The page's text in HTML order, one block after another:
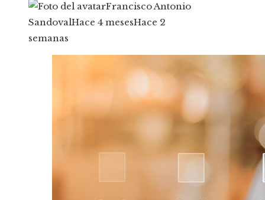
Francisco Antonio
SandovalHace 4 mesesHace 2
semanas